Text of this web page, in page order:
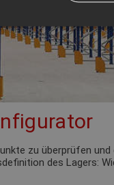
zu überprüfen
des Lagers: